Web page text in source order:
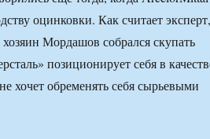
оцинковки. Как считает эксперт,
хозяин Мордашов собрался скупать
позиционирует себя в
хочет обременять себя сырьевыми